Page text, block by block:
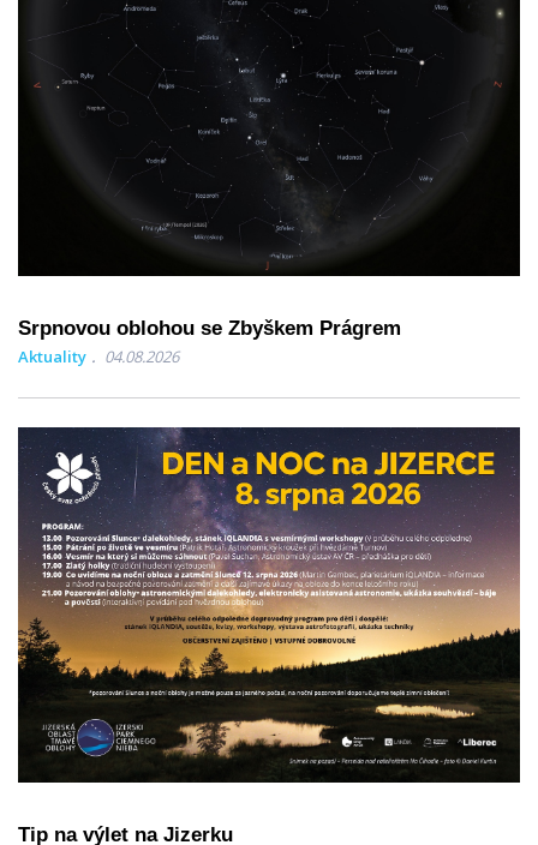
Srpnovou oblohou se Zbyškem Prágrem
Aktuality 04.08.2026
Tip na výlet na Jizerku